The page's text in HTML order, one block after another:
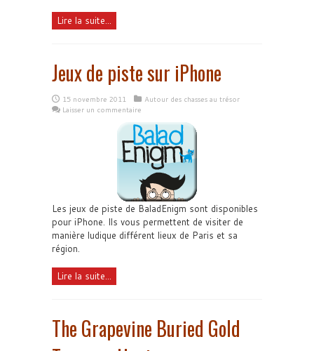
Lire la suite...
Jeux de piste sur iPhone
15 novembre 2011
Autour des chasses au trésor
Laisser un commentaire
Les jeux de piste de BaladEnigm sont disponibles
pour iPhone. Ils vous permettent de visiter de
manière ludique différent lieux de Paris et sa
région.
Lire la suite...
The Grapevine Buried Gold